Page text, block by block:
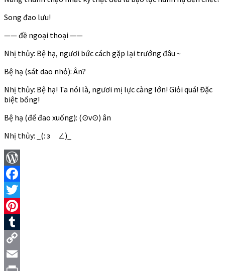
Song đao lưu!
—— đề ngoại thoại ——
Nhị thủy: Bệ hạ, ngươi bức cách gặp lại trướng đâu ~
Bệ hạ (sát dao nhỏ): Ân?
Nhị thủy: Bệ hạ! Ta nói là, ngươi mị lực càng lớn! Giỏi quá! Đặc
biệt bổng!
Bệ hạ (để đao xuống): (⊙v⊙) ân
Nhị thủy: _(: зゝ∠)_
WordPress
Facebook
Twitter
Pinterest
Tumblr
Copy